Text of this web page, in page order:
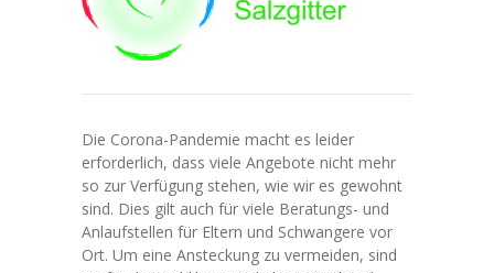
-- Unser Team
---- Schulleitung
---- Lehrkräfte
Die Corona-Pandemie macht es leider
erforderlich, dass viele Angebote nicht mehr
so zur Verfügung stehen, wie wir es gewohnt
sind. Dies gilt auch für viele Beratungs- und
Anlaufstellen für Eltern und Schwangere vor
Ort. Um eine Ansteckung zu vermeiden, sind